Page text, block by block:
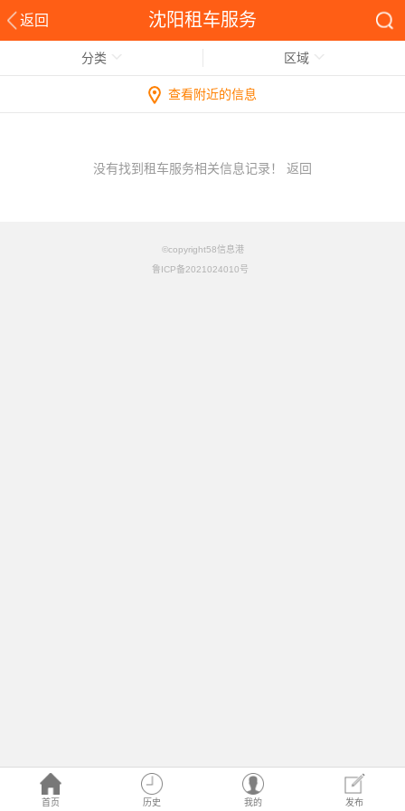
返回 沈阳租车服务
首页 历史 我的 发布
分类 区域
查看附近的信息
没有找到租车服务相关信息记录！ 返回
©copyright58信息港
鲁ICP备2021024010号